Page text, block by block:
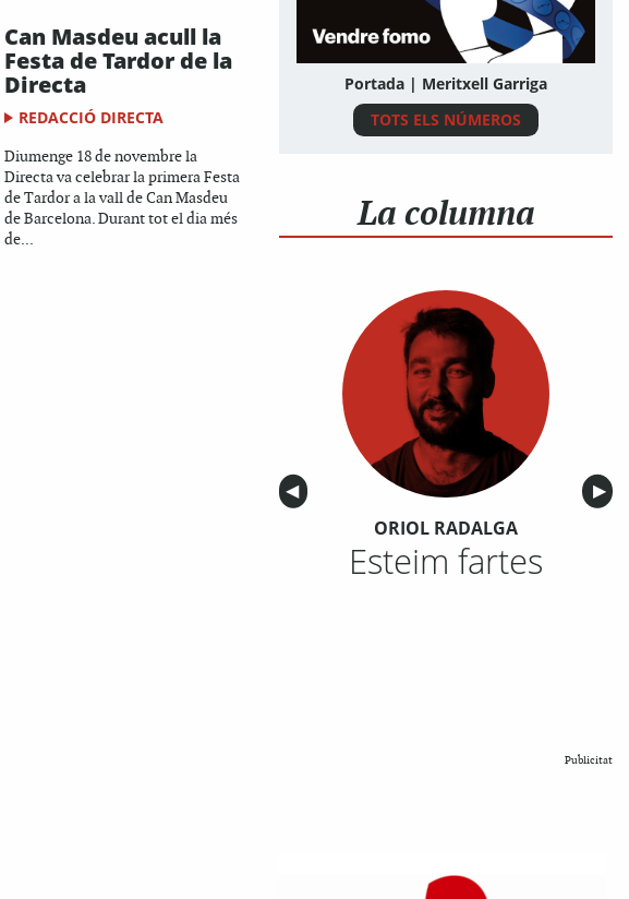
Can Masdeu acull la
Festa de Tardor de la
Directa
REDACCIÓ DIRECTA
Diumenge 18 de novembre la
Directa va celebrar la primera Festa
de Tardor a la vall de Can Masdeu
de Barcelona. Durant tot el dia més
de...
Portada | Meritxell Garriga
TOTS ELS NÚMEROS
La columna
Anterior
◀︎ ▶︎
ORIOL RADALGA
Esteim fartes
Publicitat